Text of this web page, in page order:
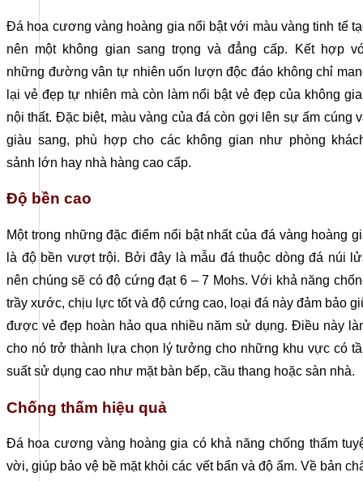
Đá hoa cương vàng hoàng gia nổi bật với màu vàng tinh tế
nên một không gian sang trọng và đẳng cấp. Kết hợp
những đường vân tự nhiên uốn lượn độc đáo không chỉ
lại vẻ đẹp tự nhiên mà còn làm nổi bật vẻ đẹp của không
nội thất. Đặc biệt, màu vàng của đá còn gợi lên sự ấm cúng
giàu sang, phù hợp cho các không gian như phòng
sảnh lớn hay nhà hàng cao cấp.
Độ bền cao
Một trong những đặc điểm nổi bật nhất của đá vàng hoàng
là độ bền vượt trội. Bởi đây là mẫu đá thuộc dòng đá núi
nên chúng sẽ có độ cứng đạt 6 – 7 Mohs. Với khả năng
trầy xước, chịu lực tốt và độ cứng cao, loại đá này đảm bảo
được vẻ đẹp hoàn hảo qua nhiều năm sử dụng. Điều này
cho nó trở thành lựa chọn lý tưởng cho những khu vực có
suất sử dụng cao như mặt bàn bếp, cầu thang hoặc sàn nhà.
Chống thấm hiệu quả
Đá hoa cương vàng hoàng gia có khả năng chống thấm
vời, giúp bảo vệ bề mặt khỏi các vết bẩn và độ ẩm. Về bản